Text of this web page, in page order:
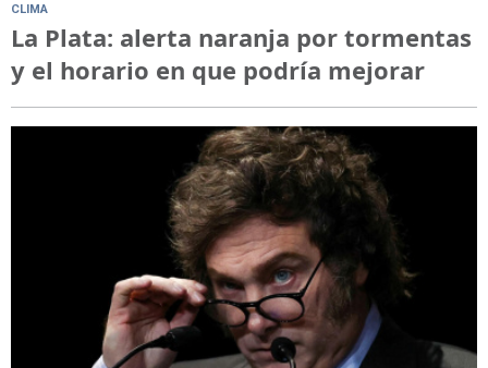
CLIMA
La Plata: alerta naranja por tormentas
y el horario en que podría mejorar